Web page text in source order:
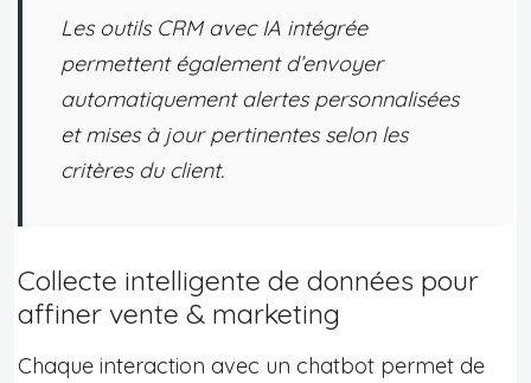
Les outils CRM avec IA intégrée
permettent également d’envoyer
automatiquement alertes personnalisées
et mises à jour pertinentes selon les
critères du client.
Collecte intelligente de données pour
affiner vente & marketing
Chaque interaction avec un chatbot permet de